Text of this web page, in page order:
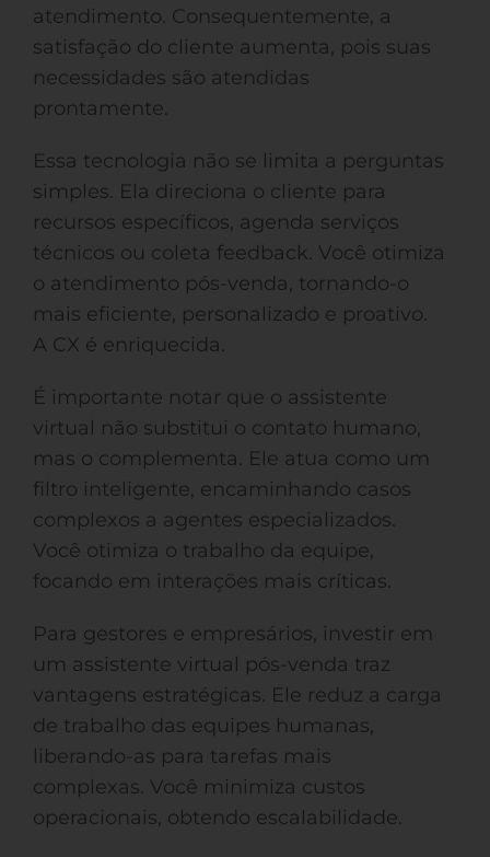
atendimento. Consequentemente, a
satisfação do cliente aumenta, pois suas
necessidades são atendidas
prontamente.
Essa tecnologia não se limita a perguntas
simples. Ela direciona o cliente para
recursos específicos, agenda serviços
técnicos ou coleta feedback. Você otimiza
o atendimento pós-venda, tornando-o
mais eficiente, personalizado e proativo.
A CX é enriquecida.
É importante notar que o assistente
virtual não substitui o contato humano,
mas o complementa. Ele atua como um
filtro inteligente, encaminhando casos
complexos a agentes especializados.
Você otimiza o trabalho da equipe,
focando em interações mais críticas.
Para gestores e empresários, investir em
um assistente virtual pós-venda traz
vantagens estratégicas. Ele reduz a carga
de trabalho das equipes humanas,
liberando-as para tarefas mais
complexas. Você minimiza custos
operacionais, obtendo escalabilidade.